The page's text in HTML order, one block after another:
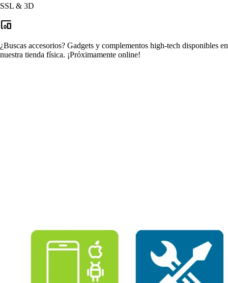
SSL & 3D
devices_other
¿Buscas accesorios? Gadgets y complementos high-tech disponibles en
nuestra tienda física. ¡Próximamente online!